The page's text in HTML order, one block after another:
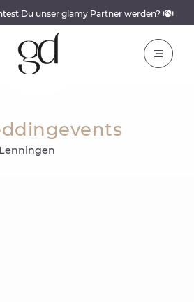
Du unser glamy Partner werden?